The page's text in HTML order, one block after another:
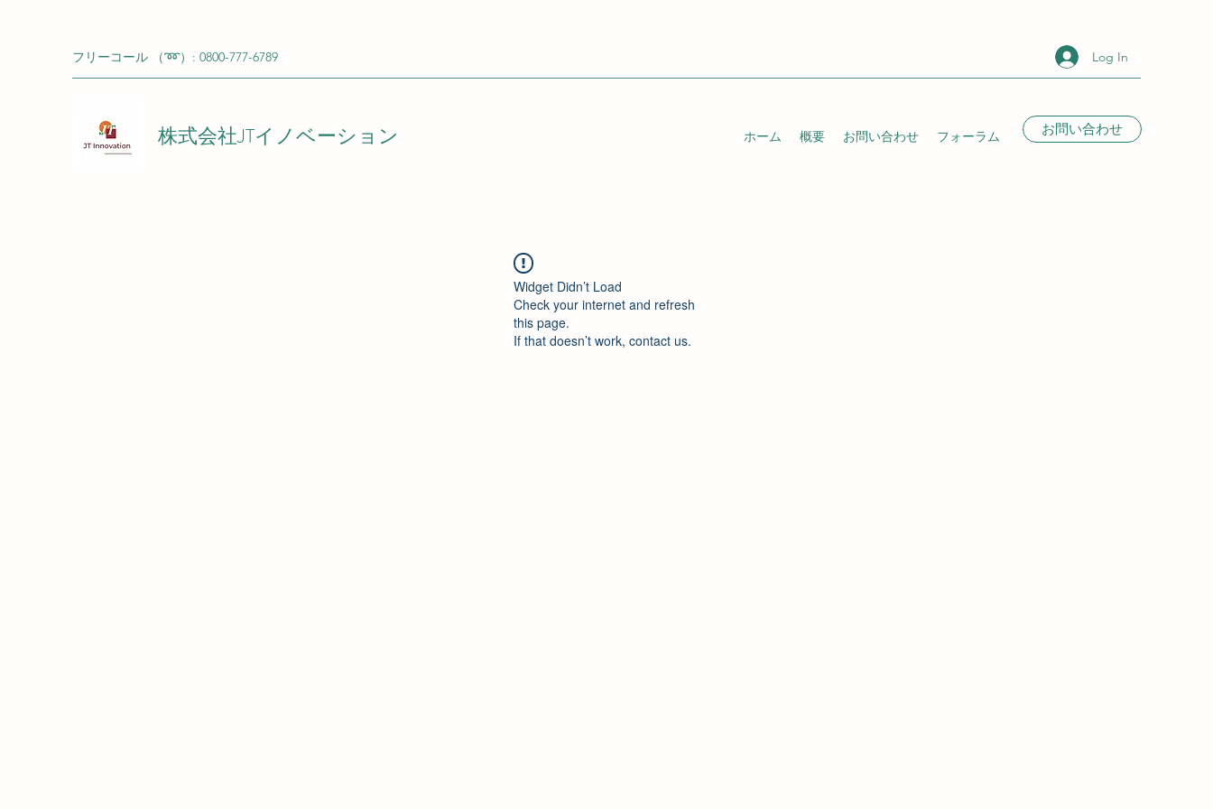
フリーコール （➿）: 0800-777-6789 Log In
株式会社JTイノベーション ホーム 概要 お問い合わせ フォーラム お問い合わせ
Widget Didn’t Load
Check your internet and refresh
this page.
If that doesn’t work, contact us.